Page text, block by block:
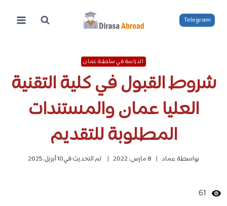
المحتوى
Telegram
الدراسة في سلطنة عمان
شروط القبول في كلية التقنية
العليا عمان والمستندات
المطلوبة للتقديم
بواسطة عماد 8 مارس، 2022 تم التحديث في10 أبريل، 2025
61